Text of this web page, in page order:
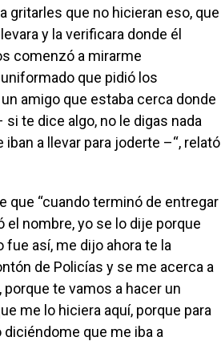
gritarles que no hicieran eso, que
y la verificara donde él
comenzó a mirarme
que pidió los
amigo que estaba cerca donde
te dice algo, no le digas nada
a llevar para joderte –“, relató
“cuando terminó de entregar
nombre, yo se lo dije porque
así, me dijo ahora te la
de Policías y se me acerca a
te vamos a hacer un
me lo hiciera aquí, porque para
que me iba a